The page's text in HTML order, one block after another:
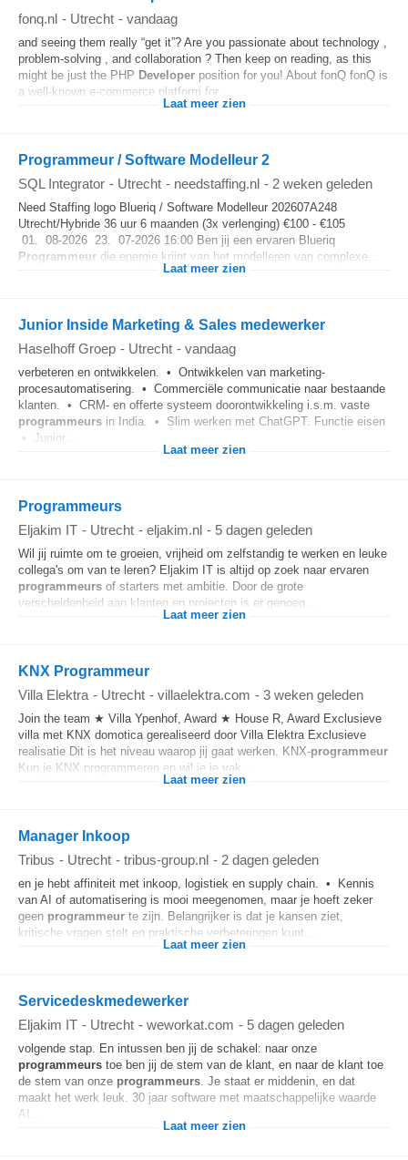
fonq.nl - Utrecht - vandaag
and seeing them really “get it”? Are you passionate about technology ,
problem-solving , and collaboration ? Then keep on reading, as this
might be just the PHP Developer position for you! About fonQ fonQ is
a well-known e-commerce platform for...
Laat meer zien
Programmeur / Software Modelleur 2
SQL Integrator - Utrecht - needstaffing.nl - 2 weken geleden
Need Staffing logo Blueriq / Software Modelleur 202607A248
Utrecht/Hybride 36 uur 6 maanden (3x verlenging) €100 - €105
01. 08-2026 23. 07-2026 16:00 Ben jij een ervaren Blueriq
Programmeur die energie krijgt van het modelleren van complexe...
Laat meer zien
Junior Inside Marketing & Sales medewerker
Haselhoff Groep - Utrecht - vandaag
verbeteren en ontwikkelen. • Ontwikkelen van marketing-
procesautomatisering. • Commerciële communicatie naar bestaande
klanten. • CRM- en offerte systeem doorontwikkeling i.s.m. vaste
programmeurs in India. • Slim werken met ChatGPT. Functie eisen
• Junior...
Laat meer zien
Programmeurs
Eljakim IT - Utrecht - eljakim.nl - 5 dagen geleden
Wil jij ruimte om te groeien, vrijheid om zelfstandig te werken en leuke
collega's om van te leren? Eljakim IT is altijd op zoek naar ervaren
programmeurs of starters met ambitie. Door de grote
verscheidenheid aan klanten en projecten is er genoeg...
Laat meer zien
KNX Programmeur
Villa Elektra - Utrecht - villaelektra.com - 3 weken geleden
Join the team ★ Villa Ypenhof, Award ★ House R, Award Exclusieve
villa met KNX domotica gerealiseerd door Villa Elektra Exclusieve
realisatie Dit is het niveau waarop jij gaat werken. KNX-programmeur
Kun je KNX programmeren en wil je je vak...
Laat meer zien
Manager Inkoop
Tribus - Utrecht - tribus-group.nl - 2 dagen geleden
en je hebt affiniteit met inkoop, logistiek en supply chain. • Kennis
van AI of automatisering is mooi meegenomen, maar je hoeft zeker
geen programmeur te zijn. Belangrijker is dat je kansen ziet,
kritische vragen stelt en praktische verbeteringen kunt...
Laat meer zien
Servicedeskmedewerker
Eljakim IT - Utrecht - weworkat.com - 5 dagen geleden
volgende stap. En intussen ben jij de schakel: naar onze
programmeurs toe ben jij de stem van de klant, en naar de klant toe
de stem van onze programmeurs. Je staat er middenin, en dat
maakt het werk leuk. 30 jaar software met maatschappelijke waarde
AI...
Laat meer zien